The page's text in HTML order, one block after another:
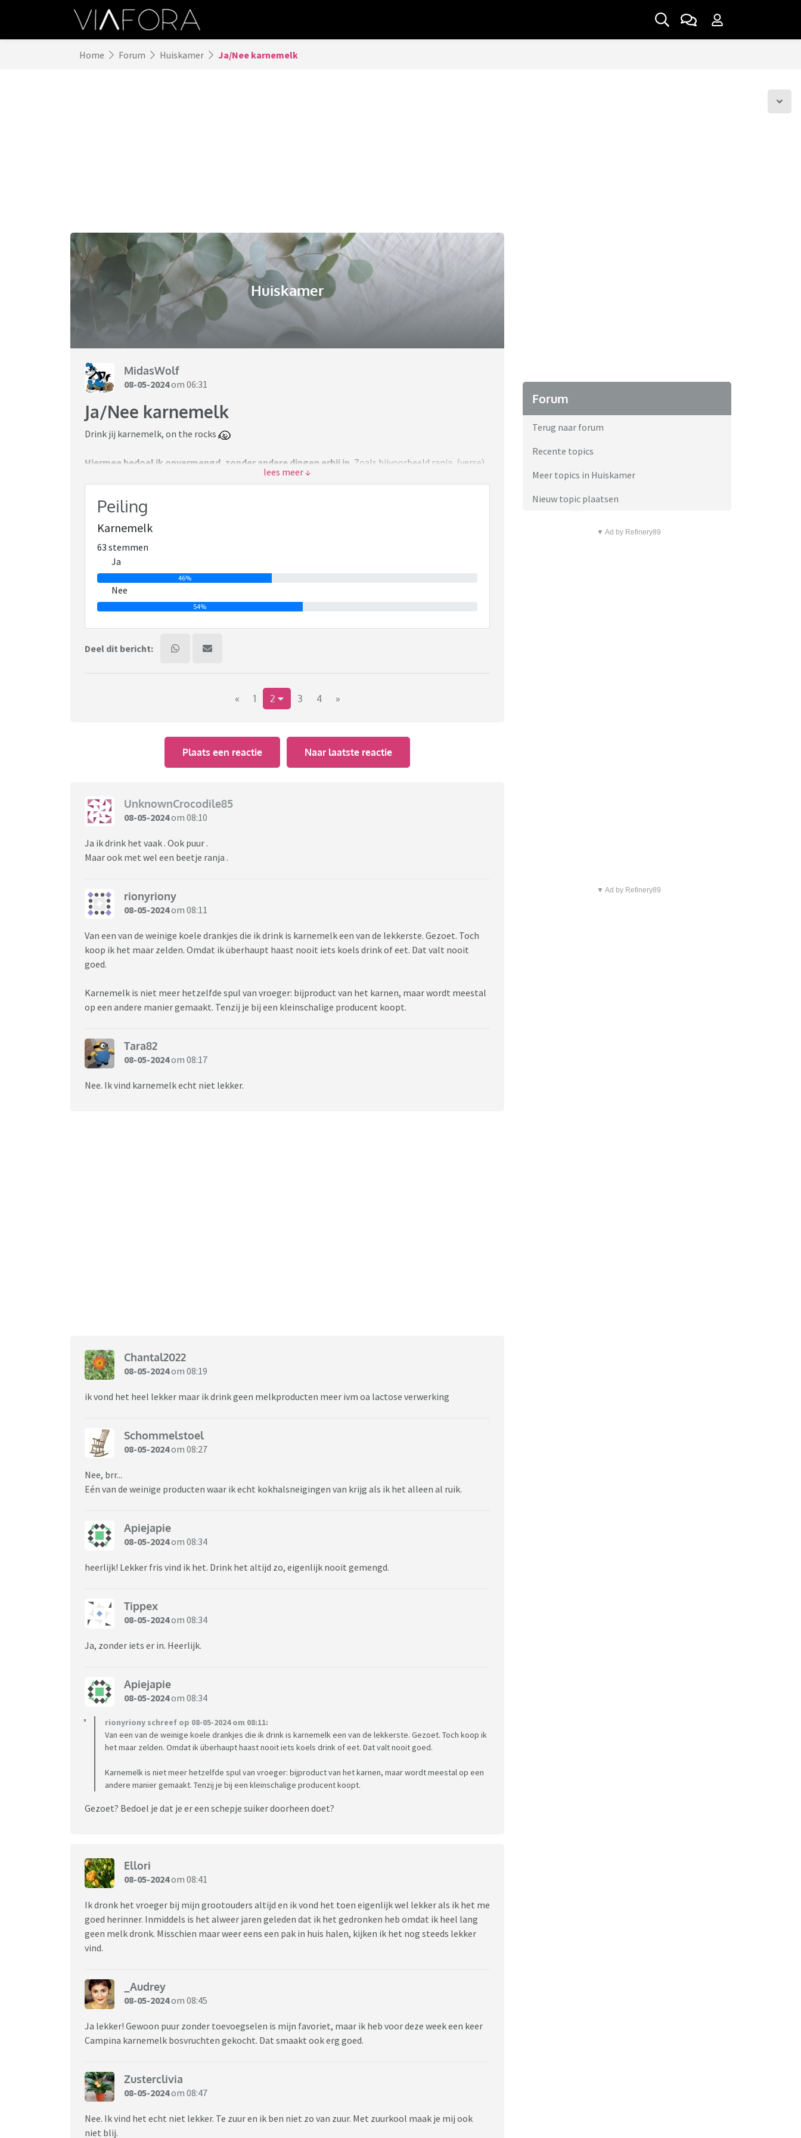
Home Forum Huiskamer Ja/Nee karnemelk
Huiskamer
MidasWolf
08-05-2024om 06:31
Ja/Nee karnemelk
Drink jij karnemelk, on the rocks
Hiermee bedoel ik onvermengd, zonder andere dingen erbij in. Zoals bijvoorbeeld ranja, (verse)
jus d’ orange of andere dingen. Vers of houdbare karnemelk kan allebei. Hoewel ik zelf de houdbare
Hoe je het eventueel (wel) drinkt kan in de reacties worden neergezet.
Voor de poll Lente/zomer drinkers van karnemelk kunnen ook ja invullen.
Peiling
Karnemelk
63 stemmen
Ja
46%
Nee
54%
Deel dit bericht:
« 1 2 3 4 »
Plaats een reactie Naar laatste reactie
UnknownCrocodile85
08-05-2024om 08:10
Ja ik drink het vaak . Ook puur .
Maar ook met wel een beetje ranja .
rionyriony
08-05-2024om 08:11
Van een van de weinige koele drankjes die ik drink is karnemelk een van de lekkerste. Gezoet. Toch
koop ik het maar zelden. Omdat ik überhaupt haast nooit iets koels drink of eet. Dat valt nooit
goed.
Karnemelk is niet meer hetzelfde spul van vroeger: bijproduct van het karnen, maar wordt meestal
op een andere manier gemaakt. Tenzij je bij een kleinschalige producent koopt.
Tara82
08-05-2024om 08:17
Nee. Ik vind karnemelk echt niet lekker.
Chantal2022
08-05-2024om 08:19
ik vond het heel lekker maar ik drink geen melkproducten meer ivm oa lactose verwerking
Schommelstoel
08-05-2024om 08:27
Nee, brr...
Eén van de weinige producten waar ik echt kokhalsneigingen van krijg als ik het alleen al ruik.
Apiejapie
08-05-2024om 08:34
heerlijk! Lekker fris vind ik het. Drink het altijd zo, eigenlijk nooit gemengd.
Tippex
08-05-2024om 08:34
Ja, zonder iets er in. Heerlijk.
Apiejapie
08-05-2024om 08:34
rionyriony schreef op 08-05-2024 om 08:11:
Van een van de weinige koele drankjes die ik drink is karnemelk een van de lekkerste. Gezoet. Toch koop ik
het maar zelden. Omdat ik überhaupt haast nooit iets koels drink of eet. Dat valt nooit goed.
Karnemelk is niet meer hetzelfde spul van vroeger: bijproduct van het karnen, maar wordt meestal op een
andere manier gemaakt. Tenzij je bij een kleinschalige producent koopt.
Gezoet? Bedoel je dat je er een schepje suiker doorheen doet?
Ellori
08-05-2024om 08:41
Ik dronk het vroeger bij mijn grootouders altijd en ik vond het toen eigenlijk wel lekker als ik het me
goed herinner. Inmiddels is het alweer jaren geleden dat ik het gedronken heb omdat ik heel lang
geen melk dronk. Misschien maar weer eens een pak in huis halen, kijken ik het nog steeds lekker
vind.
_Audrey
08-05-2024om 08:45
Ja lekker! Gewoon puur zonder toevoegselen is mijn favoriet, maar ik heb voor deze week een keer
Campina karnemelk bosvruchten gekocht. Dat smaakt ook erg goed.
Zusterclivia
08-05-2024om 08:47
Nee. Ik vind het echt niet lekker. Te zuur en ik ben niet zo van zuur. Met zuurkool maak je mij ook
niet blij.
Forum
Terug naar forum
Recente topics
Meer topics in Huiskamer
Nieuw topic plaatsen
▼ Ad by Refinery89
▼ Ad by Refinery89